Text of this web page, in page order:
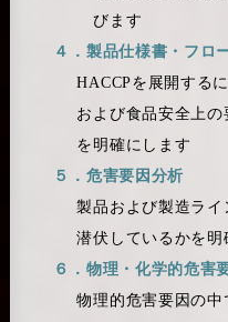
びます
４．製品仕様書・フロ
HACCPを展開する
および食品安全上
を明確にします
５．危害要因分析
製品および製造ラ
潜伏しているかを
６．物理・化学的危害
物理的危害要因の